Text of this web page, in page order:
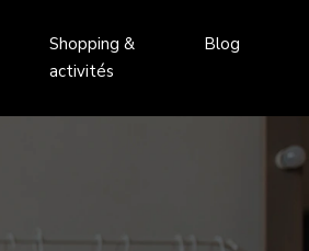
Shopping &
activités
Blog